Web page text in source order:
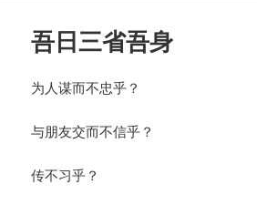
吾日三省吾身
为人谋而不忠乎？
与朋友交而不信乎？
传不习乎？